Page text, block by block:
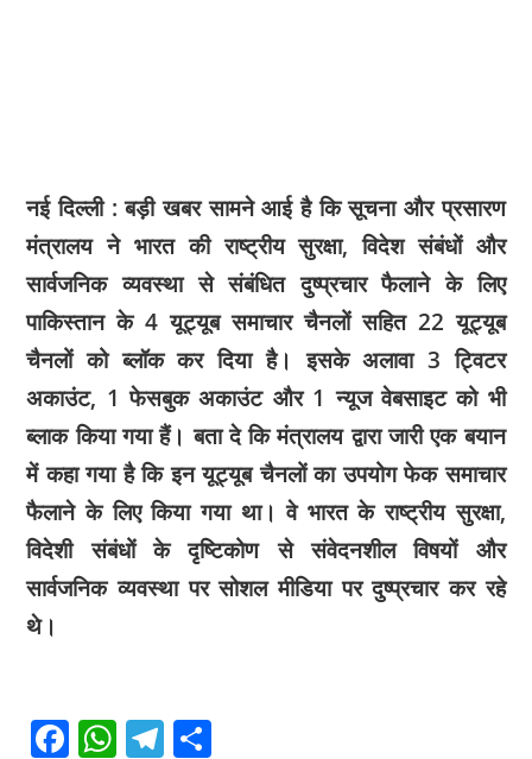
नई दिल्‍ली : बड़ी खबर सामने आई है कि सूचना और प्रसारण
मंत्रालय ने भारत की राष्ट्रीय सुरक्षा, विदेश संबंधों और
सार्वजनिक व्यवस्था से संबंधित दुष्प्रचार फैलाने के लिए
पाकिस्तान के 4 यूट्यूब समाचार चैनलों सहित 22 यूट्यूब
चैनलों को ब्लॉक कर दिया है। इसके अलावा 3 ट्विटर
अकाउंट, 1 फेसबुक अकाउंट और 1 न्यूज वेबसाइट को भी
ब्लाक किया गया हैं। बता दे कि मंत्रालय द्वारा जारी एक बयान
में कहा गया है कि इन यूट्यूब चैनलों का उपयोग फेक समाचार
फैलाने के लिए किया गया था। वे भारत के राष्ट्रीय सुरक्षा,
विदेशी संबंधों के दृष्टिकोण से संवेदनशील विषयों और
सार्वजनिक व्यवस्था पर सोशल मीडिया पर दुष्प्रचार कर रहे
थे।
F W T